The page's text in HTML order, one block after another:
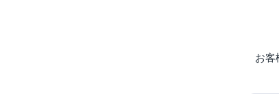
お客